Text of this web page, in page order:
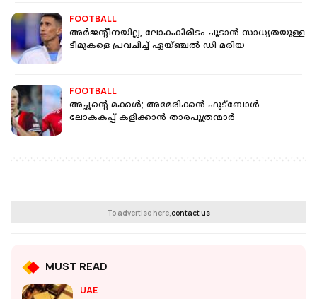
FOOTBALL
അർജന്റീനയില്ല, ലോകകിരീടം ചൂടാൻ സാധ്യതയുള്ള
ടീമുകളെ പ്രവചിച്ച് ഏയ്ഞ്ചല്‍ ഡി മരിയ
FOOTBALL
അച്ഛന്റെ മക്കള്‍; അമേരിക്കന്‍ ഫുട്‌ബോള്‍
ലോകകപ്പ് കളിക്കാന്‍ താരപുത്രന്മാര്‍
To advertise here,contact us
MUST READ
UAE